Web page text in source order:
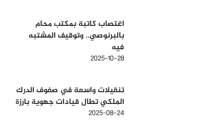
اغتصاب كاتبة بمكتب محام
بالبرنوصي.. وتوقيف المشتبه
فيه
2025-10-28
تنقيلات واسعة في صفوف الدرك
الملكي تطال قيادات جهوية بارزة
2025-08-24